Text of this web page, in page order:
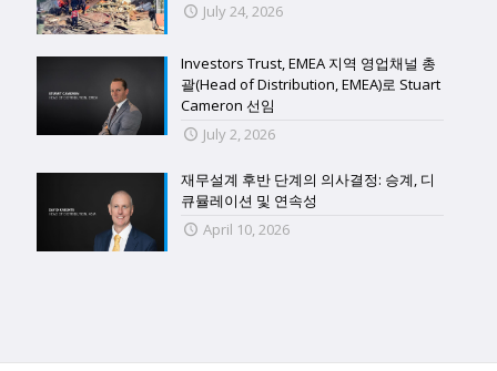
July 24, 2026
Investors Trust, EMEA 지역 영업채널 총
괄(Head of Distribution, EMEA)로 Stuart
Cameron 선임
July 2, 2026
재무설계 후반 단계의 의사결정: 승계, 디
큐뮬레이션 및 연속성
April 10, 2026